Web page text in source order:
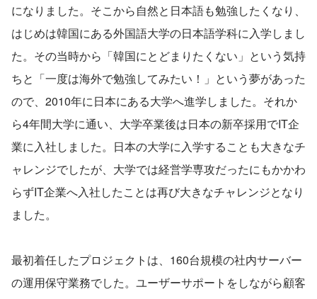
になりました。そこから自然と日本語も勉強したくなり、
はじめは韓国にある外国語大学の日本語学科に入学しまし
た。その当時から「韓国にとどまりたくない」という気持
ちと「一度は海外で勉強してみたい！」という夢があった
ので、2010年に日本にある大学へ進学しました。それか
ら4年間大学に通い、大学卒業後は日本の新卒採用でIT企
業に入社しました。日本の大学に入学することも大きなチ
ャレンジでしたが、大学では経営学専攻だったにもかかわ
らずIT企業へ入社したことは再び大きなチャレンジとなり
ました。
最初着任したプロジェクトは、160台規模の社内サーバー
の運用保守業務でした。ユーザーサポートをしながら顧客